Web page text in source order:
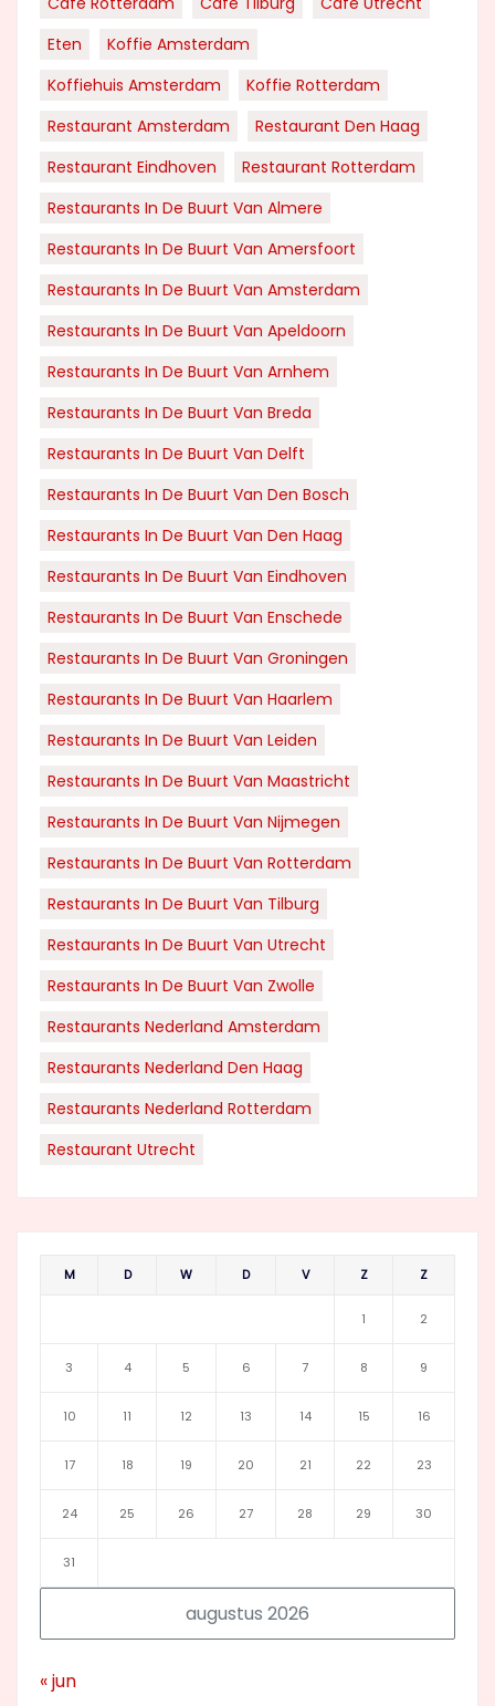
Eten
Koffie Amsterdam
Koffiehuis Amsterdam
Koffie Rotterdam
Restaurant Amsterdam
Restaurant Den Haag
Restaurant Eindhoven
Restaurant Rotterdam
Restaurants In De Buurt Van Almere
Restaurants In De Buurt Van Amersfoort
Restaurants In De Buurt Van Amsterdam
Restaurants In De Buurt Van Apeldoorn
Restaurants In De Buurt Van Arnhem
Restaurants In De Buurt Van Breda
Restaurants In De Buurt Van Delft
Restaurants In De Buurt Van Den Bosch
Restaurants In De Buurt Van Den Haag
Restaurants In De Buurt Van Eindhoven
Restaurants In De Buurt Van Enschede
Restaurants In De Buurt Van Groningen
Restaurants In De Buurt Van Haarlem
Restaurants In De Buurt Van Leiden
Restaurants In De Buurt Van Maastricht
Restaurants In De Buurt Van Nijmegen
Restaurants In De Buurt Van Rotterdam
Restaurants In De Buurt Van Tilburg
Restaurants In De Buurt Van Utrecht
Restaurants In De Buurt Van Zwolle
Restaurants Nederland Amsterdam
Restaurants Nederland Den Haag
Restaurants Nederland Rotterdam
Restaurant Utrecht
augustus 2026
M D W D V Z Z
1 2
3 4 5 6 7 8 9
10 11 12 13 14 15 16
17 18 19 20 21 22 23
24 25 26 27 28 29 30
31
« jun